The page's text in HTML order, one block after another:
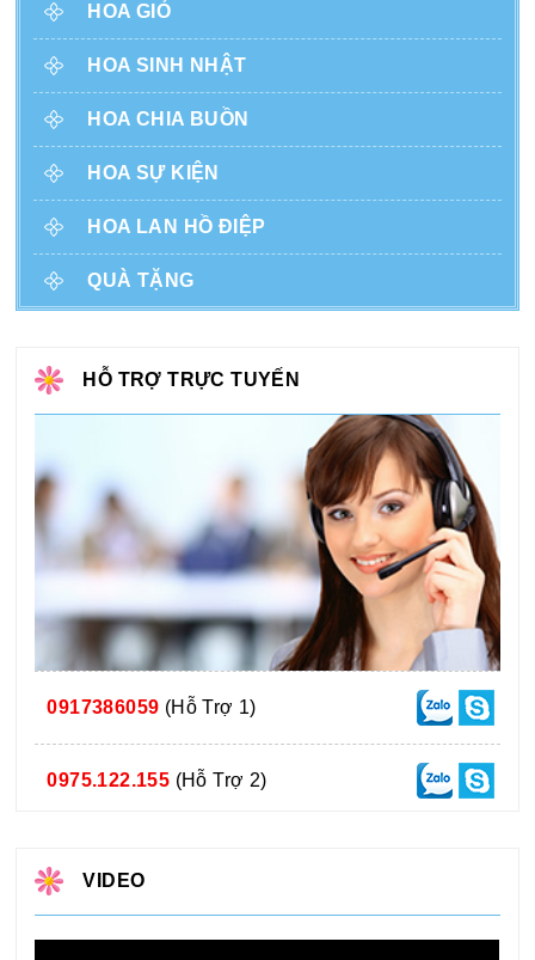
HOA GIỎ
HOA SINH NHẬT
HOA CHIA BUỒN
HOA SỰ KIỆN
HOA LAN HỒ ĐIỆP
QUÀ TẶNG
HỖ TRỢ TRỰC TUYẾN
0917386059 (Hỗ Trợ 1)
0975.122.155 (Hỗ Trợ 2)
VIDEO